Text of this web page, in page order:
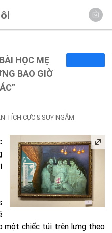
HỌC MẸ
BAO GIỜ
TÍCH CỰC & SUY NGẪM
một chiếc túi trên lưng theo